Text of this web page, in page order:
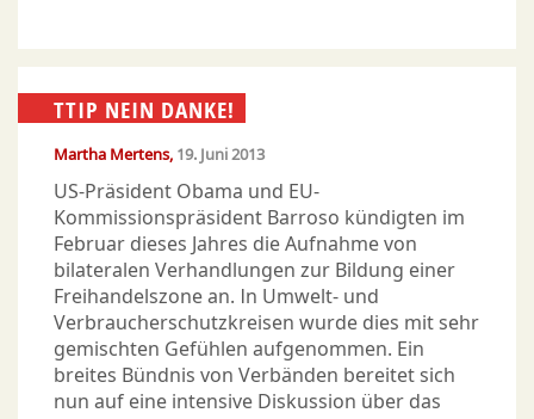
TTIP NEIN DANKE!
Martha Mertens 19. Juni 2013
US-Präsident Obama und EU-
Kommissionspräsident Barroso kündigten im
Februar dieses Jahres die Aufnahme von
bilateralen Verhandlungen zur Bildung einer
Freihandelszone an. In Umwelt- und
Verbraucherschutzkreisen wurde dies mit sehr
gemischten Gefühlen aufgenommen. Ein
breites Bündnis von Verbänden bereitet sich
nun auf eine intensive Diskussion über das